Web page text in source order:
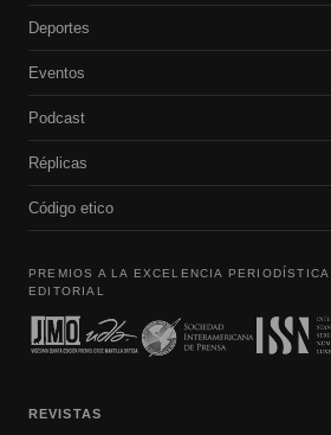
Deportes
Eventos
Podcast
Réplicas
Código etico
PREMIOS A LA EXCELENCIA
EDITORIAL
REVISTAS